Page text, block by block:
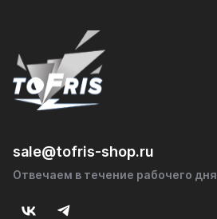
sale@tofris-shop.ru
Отвечаем в течение рабочего дня